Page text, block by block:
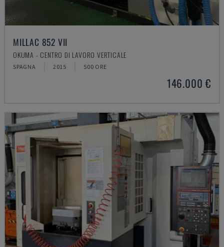
MILLAC 852 VII
OKUMA - CENTRO DI LAVORO VERTICALE
SPAGNA 2015 500 ORE
146.000 €